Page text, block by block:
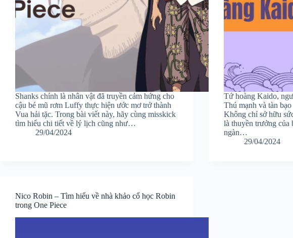
Shanks chính là nhân vật đã truyền cảm hứng cho
cậu bé mũ rơm Luffy thực hiện ước mơ trở thành
Vua hải tặc. Trong bài viết này, hãy cùng misskick
tìm hiểu chi tiết về lý lịch cũng như…
29/04/2024
Tứ hoàng Kaido,
Thú mạnh và tàn
Không chỉ sở hữu
là thuyền trưởng của
ngàn…
29/04/2024
Nico Robin – Tìm hiểu về nhà khảo cổ học Robin
trong One Piece